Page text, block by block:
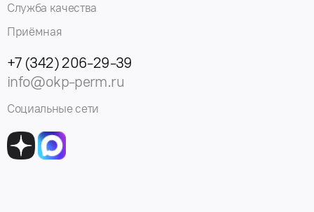
Служба качества
Приёмная
+7 (342) 206-29-39
info@okp-perm.ru
Социальные сети